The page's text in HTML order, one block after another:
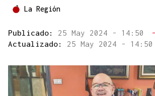
La Región
Publicado: 25 May 2024 - 14:50
Actualizado: 25 May 2024 - 14:50